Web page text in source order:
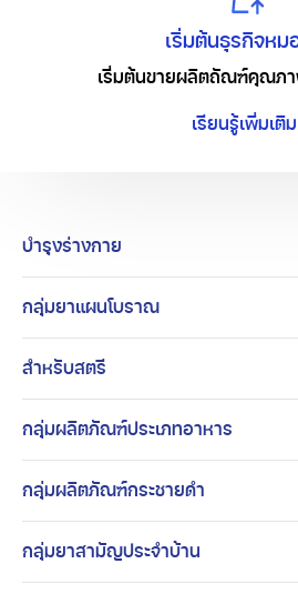
เริ่มต้นธุรกิจหม
เริ่มต้นขายผลิตถัณฑ์คุณภ
เรียนรู้เพิ่มเติม
บำรุงร่างกาย
กลุ่มยาแผนโบราณ
สำหรับสตรี
กลุ่มผลิตภัณฑ์ประเภทอาหาร
กลุ่มผลิตภัณฑ์กระชายดำ
กลุ่มยาสามัญประจำบ้าน